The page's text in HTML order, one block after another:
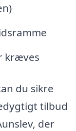
kræves
du sikre
tilbud
der